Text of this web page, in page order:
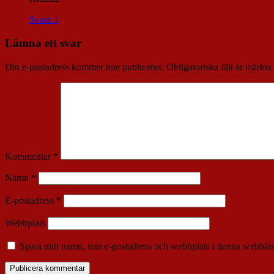
Svara ↓
Lämna ett svar
Din e-postadress kommer inte publiceras. Obligatoriska fält är märkta
Kommentar *
Namn *
E-postadress *
Webbplats
Spara mitt namn, min e-postadress och webbplats i denna